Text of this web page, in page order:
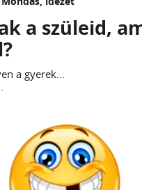
a szüleid,
a gyerek...